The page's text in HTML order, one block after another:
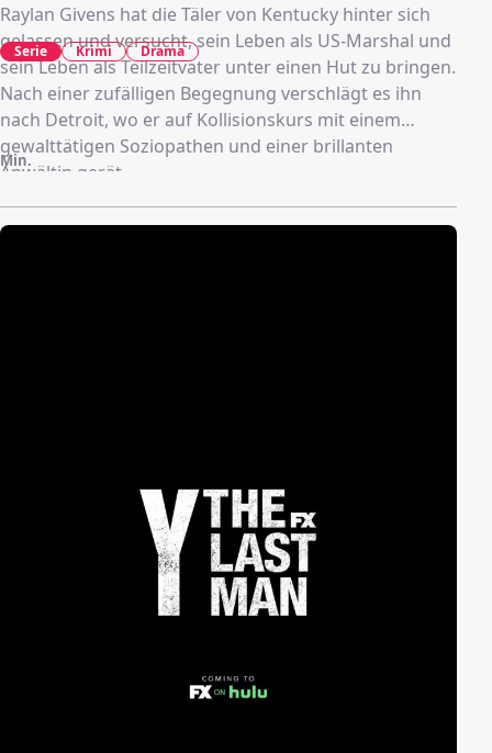
Raylan Givens hat die Täler von Kentucky hinter sich
gelassen und versucht, sein Leben als US-Marshal und
sein Leben als Teilzeitvater unter einen Hut zu bringen.
Nach einer zufälligen Begegnung verschlägt es ihn
nach Detroit, wo er auf Kollisionskurs mit einem
gewalttätigen Soziopathen und einer brillanten
Anwältin gerät.
Min.
Serie Krimi Drama